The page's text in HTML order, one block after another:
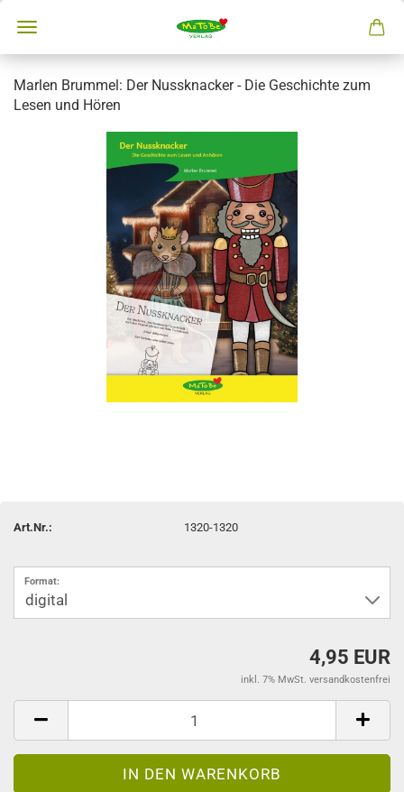
Marlen Brummel: Der Nussknacker - Die Geschichte zum
Lesen und Hören
Art.Nr.: 1320-1320
Format:
4,95 EUR
inkl. 7% MwSt. versandkostenfrei